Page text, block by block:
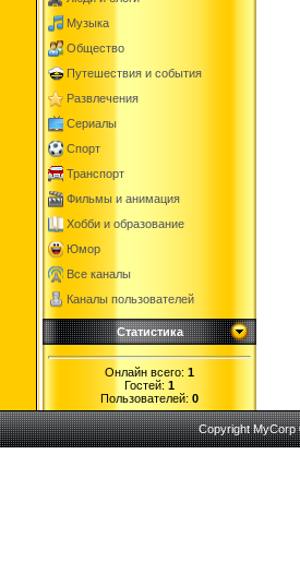
Музыка
Общество
Путешествия и события
Развлечения
Сериалы
Спорт
Транспорт
Фильмы и анимация
Хобби и образование
Юмор
Все каналы
Каналы пользователей
Статистика
Онлайн всего: 1
Гостей: 1
Пользователей: 0
Copyright MyCorp